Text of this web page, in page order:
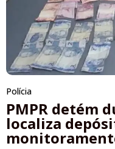
Polícia
PMPR detém
localiza